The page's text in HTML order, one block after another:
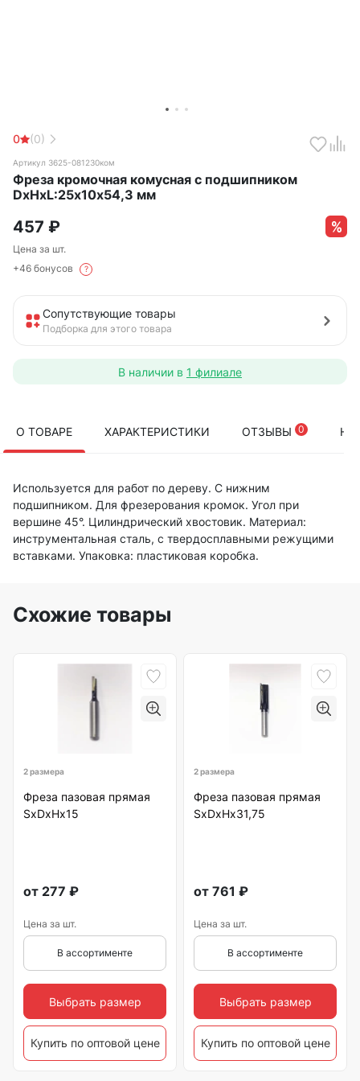
0 (0)
Артикул 3625-081230ком
Фреза кромочная комусная с подшипником
DxHxL:25х10х54,3 мм
457 ₽
Цена за шт.
+46 бонусов
?
Сопутствующие товары
Подборка для этого товара
В наличии в 1 филиале
О ТОВАРЕ ХАРАКТЕРИСТИКИ ОТЗЫВЫ 0
Используется для работ по дереву. С нижним
подшипником. Для фрезерования кромок. Угол при
вершине 45°. Цилиндрический хвостовик. Материал:
инструментальная сталь, с твердосплавными режущими
вставками. Упаковка: пластиковая коробка.
Схожие товары
2 размера
Фреза пазовая прямая
SхDxHх15
от 277 ₽
Цена за шт.
В ассортименте
Выбрать размер
Купить по оптовой цене
2 размера
Фреза пазовая прямая
SхDxHх31,75
от 761 ₽
Цена за шт.
В ассортименте
Выбрать размер
Купить по оптовой цене